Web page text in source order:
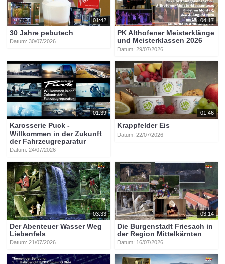
01:42
30 Jahre pebutech
Datum: 30/07/2026
04:17
PK Althofener Meisterklänge
und Meisterklassen 2026
Datum: 29/07/2026
01:39
Karosserie Puck -
Willkommen in der Zukunft
der Fahrzeugreparatur
Datum: 24/07/2026
01:46
Krappfelder Eis
Datum: 22/07/2026
03:33
Der Abenteuer Wasser Weg
Liebenfels
Datum: 21/07/2026
03:14
Die Burgenstadt Friesach in
der Region Mittelkärnten
Datum: 16/07/2026